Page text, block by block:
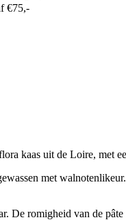
€75,-
kaas uit de Loire, met
met
De romigheid van de